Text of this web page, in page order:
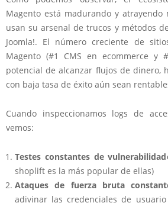
Magento está madurando y atrayendo
usan su arsenal de trucos y métodos
Joomla!. El número creciente de
Magento (#1 CMS en ecommerce y
potencial de alcanzar flujos de dinero,
con baja tasa de éxito aún sean
Cuando inspeccionamos logs de
vemos:
Testes constantes de
shoplift es la más popular de ellas)
Ataques de fuerza bruta
adivinar las credenciales de